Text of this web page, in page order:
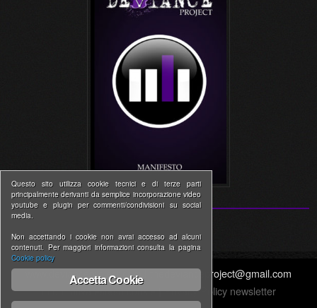
www.devianceproject.com | thedevianceproject@gmail.com
Informativa estesa cookie|Privacy Policy newsletter
Questo sito utilizza cookie tecnici e di terze parti
principalmente derivanti da semplice incorporazione video
youtube e plugin per commenti/condivisioni su social
media.
Non accettando i cookie non avrai accesso ad alcuni
contenuti. Per maggiori informazioni consulta la pagina
Cookie policy
Accetta Cookie